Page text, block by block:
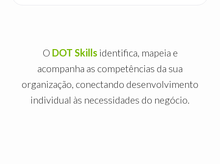
O DOT Skillsidentifica, mapeia e
acompanha as competências da sua
organização, conectando desenvolvimento
individual às necessidades do negócio.